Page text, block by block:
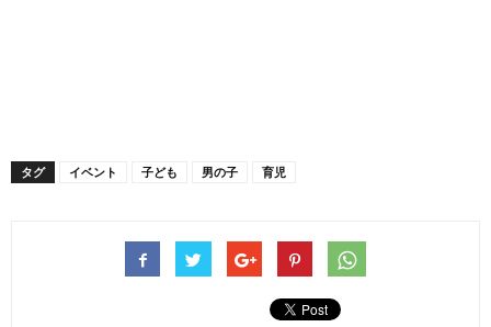
タグ イベント 子ども 男の子 育児